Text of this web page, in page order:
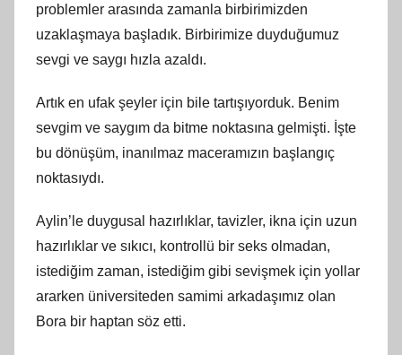
problemler arasında zamanla birbirimizden
uzaklaşmaya başladık. Birbirimize duyduğumuz
sevgi ve saygı hızla azaldı.
Artık en ufak şeyler için bile tartışıyorduk. Benim
sevgim ve saygım da bitme noktasına gelmişti. İşte
bu dönüşüm, inanılmaz maceramızın başlangıç
noktasıydı.
Aylin’le duygusal hazırlıklar, tavizler, ikna için uzun
hazırlıklar ve sıkıcı, kontrollü bir seks olmadan,
istediğim zaman, istediğim gibi sevişmek için yollar
ararken üniversiteden samimi arkadaşımız olan
Bora bir haptan söz etti.